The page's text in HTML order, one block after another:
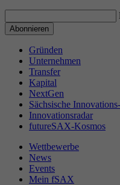
Gründen
Unternehmen
Transfer
Kapital
NextGen
Sächsische
Innovationsradar
futureSAX-Kosmos
Wettbewerbe
News
Events
Mein fSAX